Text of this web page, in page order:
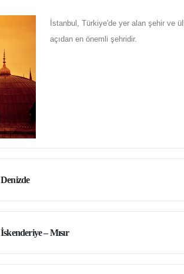
İstanbul, Türkiye'de yer alan şehir ve
açıdan en önemli şehridir.
Denizde
İskenderiye – Mısır